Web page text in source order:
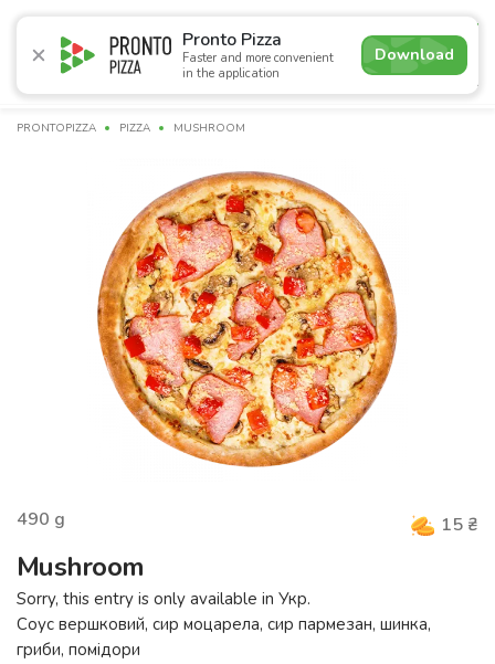
Pronto Pizza
Faster and more convenient
in the application
Download
5.0
Promotions Pizza Sushi Burgers Сombo
PRONTOPIZZA PIZZA MUSHROOM
490 g 15 ₴
Mushroom
Sorry, this entry is only available in Укр.
Соус вершковий, сир моцарела, сир пармезан, шинка,
гриби, помідори